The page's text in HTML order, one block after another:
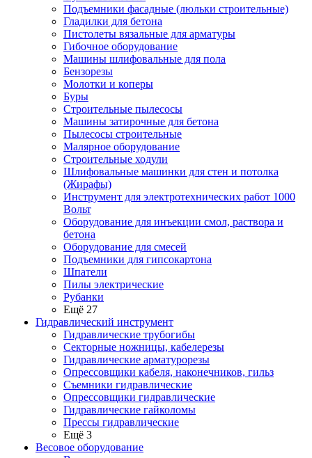
Подъемники фасадные (люльки строительные)
Гладилки для бетона
Пистолеты вязальные для арматуры
Гибочное оборудование
Машины шлифовальные для пола
Бензорезы
Молотки и коперы
Буры
Строительные пылесосы
Машины затирочные для бетона
Пылесосы строительные
Малярное оборудование
Строительные ходули
Шлифовальные машинки для стен и потолка
(Жирафы)
Инструмент для электротехнических работ 1000
Вольт
Оборудование для инъекции смол, раствора и
бетона
Оборудование для смесей
Подъемники для гипсокартона
Шпатели
Пилы электрические
Рубанки
Ещё 27
Гидравлический инструмент
Гидравлические трубогибы
Секторные ножницы, кабелерезы
Гидравлические арматурорезы
Опрессовщики кабеля, наконечников, гильз
Съемники гидравлические
Опрессовщики гидравлические
Гидравлические гайколомы
Прессы гидравлические
Ещё 3
Весовое оборудование